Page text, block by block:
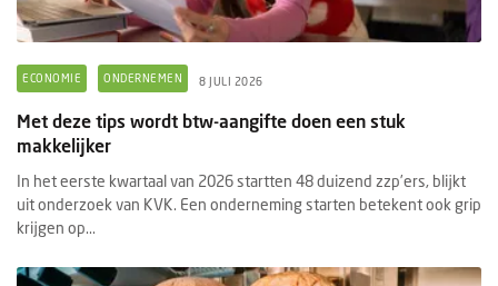
ECONOMIE ONDERNEMEN 8 JULI 2026
Met deze tips wordt btw-aangifte doen een stuk
makkelijker
In het eerste kwartaal van 2026 startten 48 duizend zzp’ers, blijkt
uit onderzoek van KVK. Een onderneming starten betekent ook grip
krijgen op...